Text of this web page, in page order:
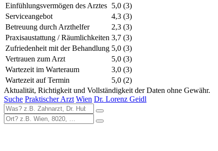
Einfühlungsvermögen des Arztes 5,0 (3)
Serviceangebot
4,3 (3)
Betreuung durch Arzthelfer
2,3 (3)
Praxisaustattung / Räumlichkeiten 3,7 (3)
Zufriedenheit mit der Behandlung 5,0 (3)
Vertrauen zum Arzt
5,0 (3)
Wartezeit im Warteraum
3,0 (3)
Wartezeit auf Termin
5,0 (2)
Aktualität, Richtigkeit und Vollständigkeit der Daten ohne Gewähr.
Suche Praktischer Arzt Wien Dr. Lorenz Geidl